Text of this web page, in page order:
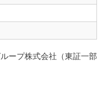
ープ株式会社（東証一部